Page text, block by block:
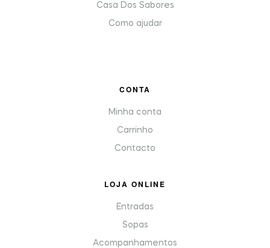
Casa Dos Sabores
Como ajudar
CONTA
Minha conta
Carrinho
Contacto
LOJA ONLINE
Entradas
Sopas
Acompanhamentos